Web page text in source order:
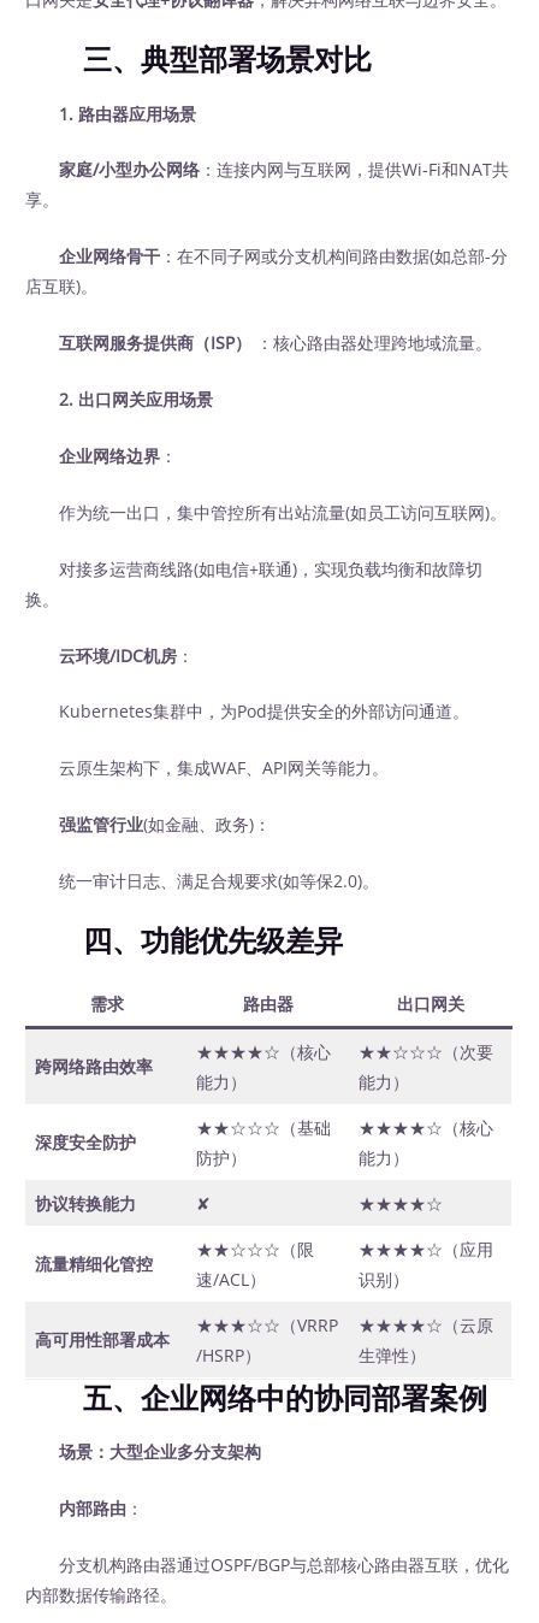
三、典型部署场景对比
1. 路由器应用场景
家庭/小型办公网络 ：连接内网与互联网，提供Wi-Fi和NAT共
享。
企业网络骨干 ：在不同子网或分支机构间路由数据(如总部-分
店互联)。
互联网服务提供商（ISP） ：核心路由器处理跨地域流量。
2. 出口网关应用场景
企业网络边界 ：
作为统一出口，集中管控所有出站流量(如员工访问互联网)。
对接多运营商线路(如电信+联通)，实现负载均衡和故障切
换。
云环境/IDC机房 ：
Kubernetes集群中，为Pod提供安全的外部访问通道。
云原生架构下，集成WAF、API网关等能力。
强监管行业(如金融、政务)：
统一审计日志、满足合规要求(如等保2.0)。
四、功能优先级差异
需求 路由器 出口网关
跨网络路由效率
★★★★☆（核心
能力）
★★☆☆☆（次要
能力）
深度安全防护
★★☆☆☆（基础
防护）
★★★★☆（核心
能力）
协议转换能力
✘ ★★★★☆
流量精细化管控
★★☆☆☆（限
速/ACL）
★★★★☆（应用
识别）
高可用性部署成本
★★★☆☆（VRRP
/HSRP）
★★★★☆（云原
生弹性）
五、企业网络中的协同部署案例
场景：大型企业多分支架构
内部路由 ：
分支机构路由器通过OSPF/BGP与总部核心路由器互联，优化
内部数据传输路径。